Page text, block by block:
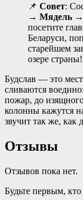
📌 Совет:
→ Мядель →
посетите
Беларуси,
старейшем
озере страны!
Будслав — это
сливаются
пожар, до
колонны кажутся
звучит так же, как
Отзывы
Отзывов пока нет.
Будьте первым,